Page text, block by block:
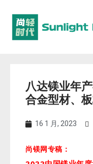
八达镁业年
合金型材、
16 1 月, 2023
尚镁网专稿：